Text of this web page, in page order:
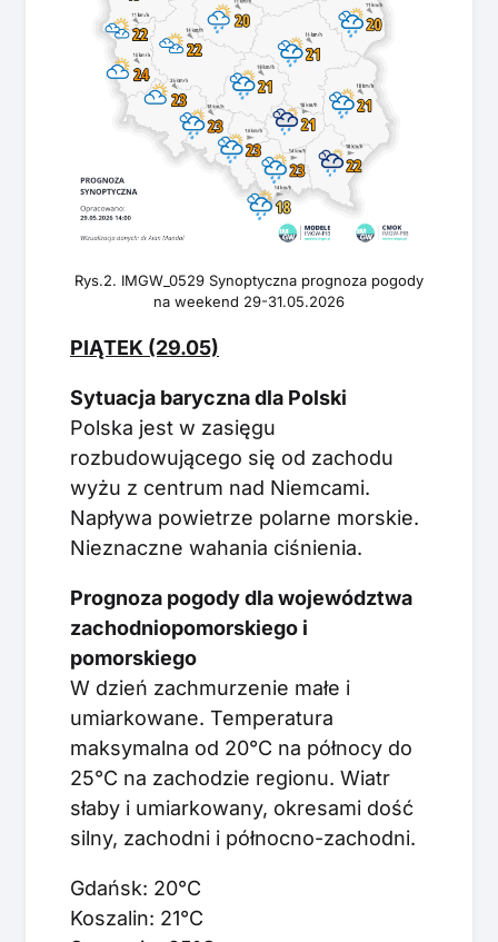
Rys.2. IMGW_0529 Synoptyczna prognoza pogody
na weekend 29-31.05.2026
PIĄTEK (29.05)
Sytuacja baryczna dla Polski
Polska jest w zasięgu
rozbudowującego się od zachodu
wyżu z centrum nad Niemcami.
Napływa powietrze polarne morskie.
Nieznaczne wahania ciśnienia.
Prognoza pogody dla województwa
zachodniopomorskiego i
pomorskiego
W dzień zachmurzenie małe i
umiarkowane. Temperatura
maksymalna od 20°C na północy do
25°C na zachodzie regionu. Wiatr
słaby i umiarkowany, okresami dość
silny, zachodni i północno-zachodni.
Gdańsk: 20°C
Koszalin: 21°C